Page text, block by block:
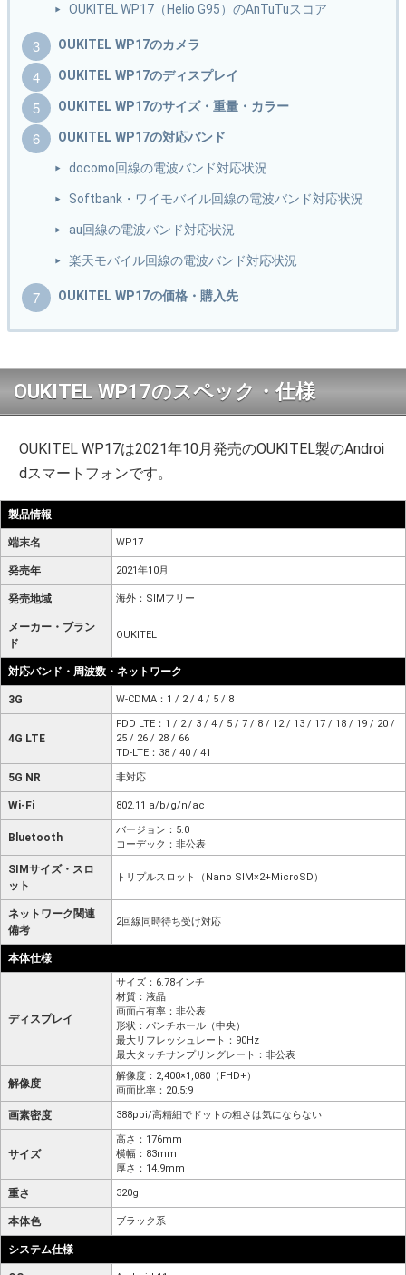
OUKITEL WP17（Helio G95）のAnTuTuスコア
OUKITEL WP17のカメラ
OUKITEL WP17のディスプレイ
OUKITEL WP17のサイズ・重量・カラー
OUKITEL WP17の対応バンド
docomo回線の電波バンド対応状況
Softbank・ワイモバイル回線の電波バンド対応状況
au回線の電波バンド対応状況
楽天モバイル回線の電波バンド対応状況
OUKITEL WP17の価格・購入先
OUKITEL WP17のスペック・仕様
OUKITEL WP17は2021年10月発売のOUKITEL製のAndroi
dスマートフォンです。
製品情報
端末名 WP17
発売年 2021年10月
発売地域 海外：SIMフリー
メーカー・ブラン
ド
OUKITEL
対応バンド・周波数・ネットワーク
3G W-CDMA：1 / 2 / 4 / 5 / 8
4G LTE
FDD LTE：1 / 2 / 3 / 4 / 5 / 7 / 8 / 12 / 13 / 17 / 18 / 19 / 20 /
25 / 26 / 28 / 66
TD-LTE：38 / 40 / 41
5G NR 非対応
Wi-Fi 802.11 a/b/g/n/ac
Bluetooth
バージョン：5.0
コーデック：非公表
SIMサイズ・スロ
ット
トリプルスロット（Nano SIM×2+MicroSD）
ネットワーク関連
備考
2回線同時待ち受け対応
本体仕様
ディスプレイ
サイズ：6.78インチ
材質：液晶
画面占有率：非公表
形状：パンチホール（中央）
最大リフレッシュレート：90Hz
最大タッチサンプリングレート：非公表
解像度
解像度：2,400×1,080（FHD+）
画面比率：20.5:9
画素密度 388ppi/高精細でドットの粗さは気にならない
サイズ
高さ：176mm
横幅：83mm
厚さ：14.9mm
重さ 320g
本体色 ブラック系
システム仕様